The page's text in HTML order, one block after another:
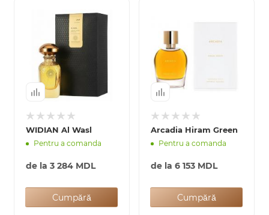
WIDIAN Al Wasl
Pentru a comanda
de la 3 284 MDL
Cumpără
Arcadia Hiram Green
Pentru a comanda
de la 6 153 MDL
Cumpără